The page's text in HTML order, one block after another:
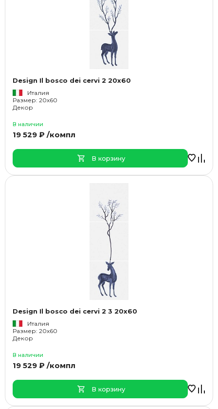
Design Il bosco dei cervi 2 20x60
Италия
Размер: 20x60
Декор
В наличии
19 529 ₽ /компл
В корзину
Design Il bosco dei cervi 2 3 20x60
Италия
Размер: 20x60
Декор
В наличии
19 529 ₽ /компл
В корзину